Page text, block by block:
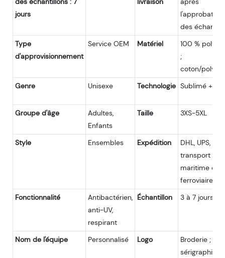
jours
l'approbation
des
Type
d'approvisionnement
Service OEM Matériel
100 %
;
coton/
Genre
Unisexe Technologie Sublimé +
Groupe d'âge
Adultes,
Enfants
Taille 3XS-5XL
Style Ensembles Expédition
DHL, UPS,
transport
maritime et
ferroviaire
Fonctionnalité
Antibactérien,
anti-UV,
respirant
Échantillon 3 à 7 jours
Nom de l'équipe Personnalisé Logo
Broderie ;
sérigraphie ;